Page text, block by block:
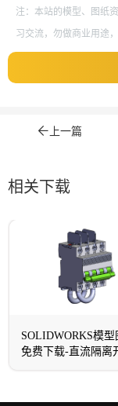
注：本站的模型、图纸
习交流，勿做商业用途
上一篇
相关下载
SOLIDWORKS模型
免费下载-直流隔离